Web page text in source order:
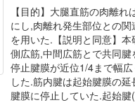
【目的】大腿直筋の肉離
にし,肉離れ発生部位との
を用いた.【説明と同意】
側広筋,中間広筋とで共同
停止腱膜が近位1/4まで幅
した.筋内腱は起始腱膜の
腱膜に停止していた.起始